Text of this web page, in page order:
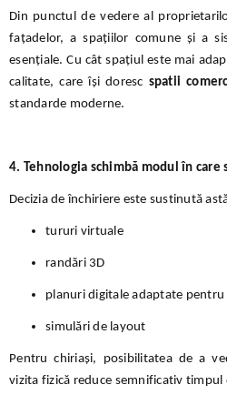
Din punctul de vedere al
fațadelor, a spațiilor comune și a
esențiale. Cu cât spațiul este mai
calitate, care își doresc spatii
standarde moderne.
4. Tehnologia schimbă modul în care
Decizia de închiriere este sustinută
tururi virtuale
randări 3D
planuri digitale adaptate pentru
simulări de layout
Pentru chiriași, posibilitatea de a
vizita fizică reduce semnificativ